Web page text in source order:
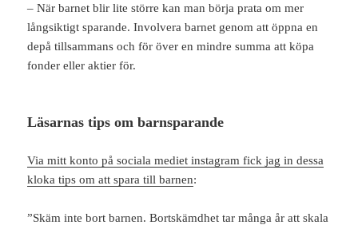
– När barnet blir lite större kan man börja prata om mer
långsiktigt sparande. Involvera barnet genom att öppna en
depå tillsammans och för över en mindre summa att köpa
fonder eller aktier för.
Läsarnas tips om barnsparande
Via mitt konto på sociala mediet instagram fick jag in dessa
kloka tips om att spara till barnen:
”Skäm inte bort barnen. Bortskämdhet tar många år att skala